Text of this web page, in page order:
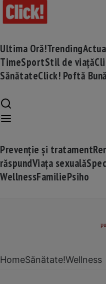
Ultima Oră!Trending
TimeSportStil de viață
SănătateClick! Poftă
Prevenție și tratament
răspundViața sexuală
WellnessFamiliePsiho
HomeSănătate!Wellness